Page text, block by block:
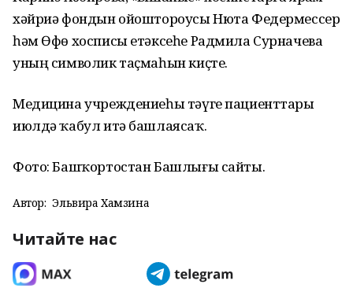
хәйриә фондын ойоштороусы Нюта Федермессер
һәм Өфө хосписы етәксеһе Радмила Сурначева
уның символик таҫмаһын киҫте.
Медицина учреждениеһы тәүге пациенттарҙы
июлдә ҡабул итә башлаясаҡ.
Фото: Башҡортостан Башлығы сайты.
Автор: Эльвира Хамзина
Читайте нас